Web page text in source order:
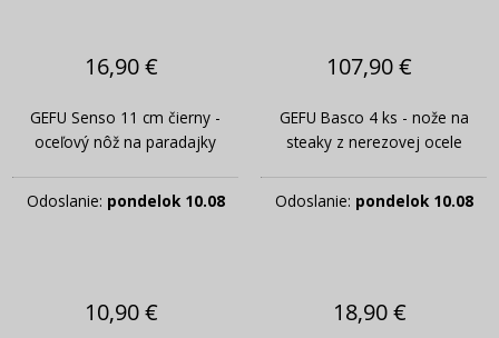
16,90 €
GEFU Senso 11 cm čierny -
oceľový nôž na paradajky
Odoslanie: pondelok 10.08
107,90 €
GEFU Basco 4 ks - nože na
steaky z nerezovej ocele
Odoslanie: pondelok 10.08
10,90 € 18,90 €